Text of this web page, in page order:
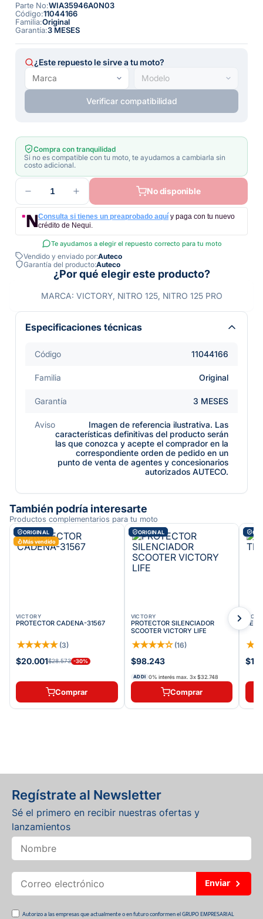
Parte No:WIA35946A0N03
Código:11044166
Familia:Original
Garantía:3 MESES
¿Este repuesto le sirve a tu moto?
Verificar compatibilidad
Compra con tranquilidad
Si no es compatible con tu moto, te ayudamos a cambiarla sin
costo adicional.
1 No disponible
Consulta si tienes un preaprobado aquí y paga con tu nuevo
crédito de Nequi.
Te ayudamos a elegir el repuesto correcto para tu moto
Vendido y enviado por:Auteco
Garantía del producto:Auteco
¿Por qué elegir este producto?
MARCA: VICTORY, NITRO 125, NITRO 125 PRO
Especificaciones técnicas
Código 11044166
Familia Original
Garantía 3 MESES
Aviso
Imagen de referencia ilustrativa. Las
características definitivas del producto serán
las que conozca y acepte el comprador en la
correspondiente orden de pedido en un
punto de venta de agentes y concesionarios
autorizados AUTECO.
También podría interesarte
Productos complementarios para tu moto
ORIGINAL
Más vendido
VICTORY
PROTECTOR CADENA-31567
★★★★★ (3)
$20.001$28.573 -30%
Comprar
ORIGINAL
VICTORY
PROTECTOR SILENCIADOR
SCOOTER VICTORY LIFE
★★★★☆ (16)
$98.243
ADDI 0% interés max. 3x$32.748
Comprar
★
Regístrate al Newsletter
Sé el primero en recibir nuestras ofertas y
lanzamientos
Enviar
Autorizo a las empresas que actualmente o en futuro conformen el GRUPO EMPRESARIAL